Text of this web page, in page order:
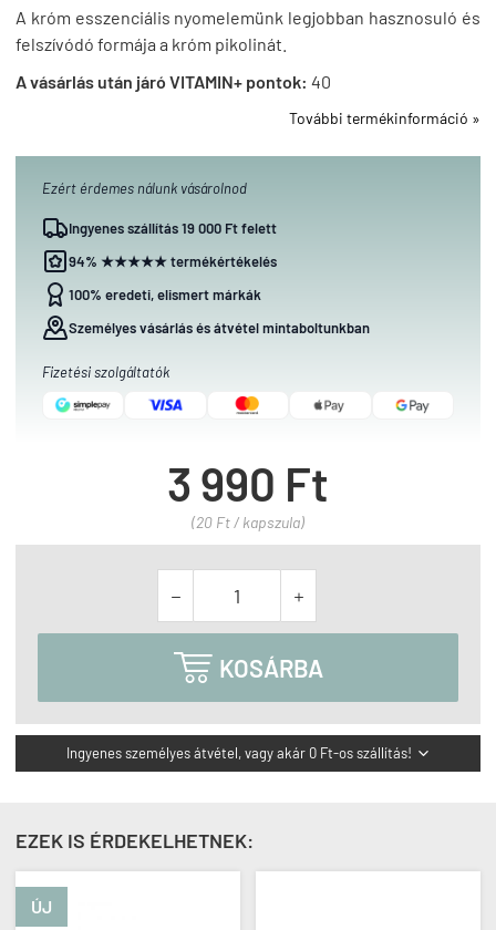
A króm esszenciális nyomelemünk legjobban hasznosuló és
felszívódó formája a króm pikolinát.
A vásárlás után járó VITAMIN+ pontok: 40
További termékinformáció »
Ezért érdemes nálunk vásárolnod
Ingyenes szállítás 19 000 Ft felett
94% ★★★★★ termékértékelés
100% eredeti, elismert márkák
Személyes vásárlás és átvétel mintaboltunkban
Fizetési szolgáltatók
3 990 Ft
(20 Ft / kapszula)
 
 KOSÁRBA
Ingyenes személyes átvétel, vagy akár 0 Ft-os szállítás! 
EZEK IS ÉRDEKELHETNEK:
ÚJ